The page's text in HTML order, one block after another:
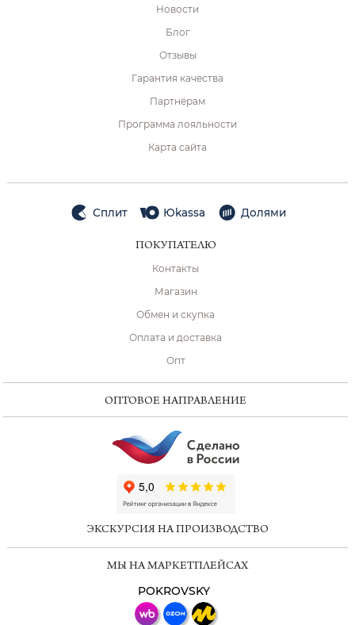
Новости
Блог
Отзывы
Гарантия качества
Партнёрам
Программа лояльности
Карта сайта
Сплит Юkassa Долями
ПОКУПАТЕЛЮ
Контакты
Магазин
Обмен и скупка
Оплата и доставка
Опт
ОПТОВОЕ НАПРАВЛЕНИЕ
ЭКСКУРСИЯ НА ПРОИЗВОДСТВО
МЫ НА МАРКЕТПЛЕЙСАХ
POKROVSKY